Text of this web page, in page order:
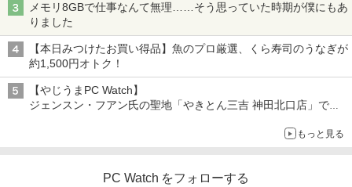
メモリ8GBで仕事なんて無理……そう思っていた時期が僕にもあ
りました
【本日みつけたお買い得品】魚のプロ厳選、くら寿司のうなぎが
約1,500円オトク！
【やじうまPC Watch】
ジェンスン・フアン氏の聖地「やきとん三吉 神田北口店」で
～コース名を変更したのはNVIDIAに怒られたからではないもっと見る
PC Watch をフォローする